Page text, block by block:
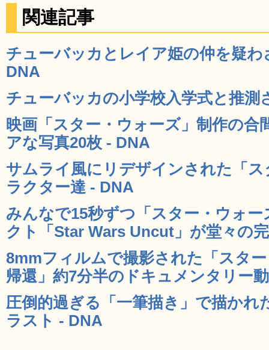
関連記事
チューバッカとレイア姫の仲を疑
DNA
チューバッカの小学校入学式と推測
映画「スター・ウォーズ」制作の合
アな写真20枚 - DNA
サムライ風にリデザインされた「
ラクター達 - DNA
みんなで15秒ずつ「スター・ウォ
クト「Star Wars Uncut」が堂々の
8mmフィルムで撮影された「スタ
帰還」約7分半のドキュメンタリー
圧倒的過ぎる「一筆描き」で描かれ
ラスト - DNA